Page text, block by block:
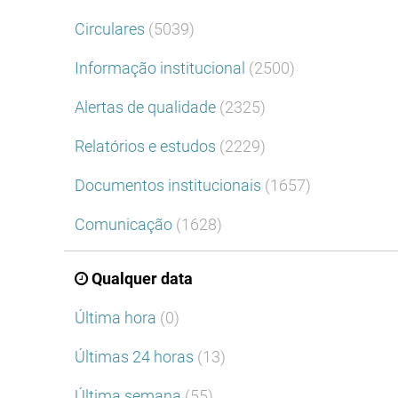
Circulares (5039)
Informação institucional (2500)
Alertas de qualidade (2325)
Relatórios e estudos (2229)
Documentos institucionais (1657)
Comunicação (1628)
Qualquer data
Última hora (0)
Últimas 24 horas (13)